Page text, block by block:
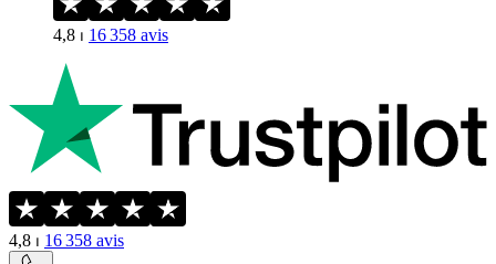
4,8 ⏐ 16 358 avis
4,8 ⏐ 16 358 avis